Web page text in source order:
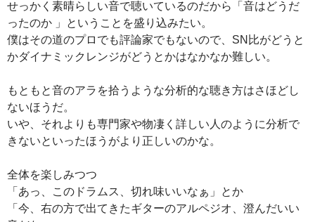
せっかく素晴らしい音で聴いているのだから「音はどうだ
ったのか 」ということを盛り込みたい。
僕はその道のプロでも評論家でもないので、SN比がどうと
かダイナミックレンジがどうとかはなかなか難しい。
もともと音のアラを拾うような分析的な聴き方はさほどし
ないほうだ。
いや、それよりも専門家や物凄く詳しい人のように分析で
きないといったほうがより正しいのかな。
全体を楽しみつつ
「あっ、このドラムス、切れ味いいなぁ」とか
「今、右の方で出てきたギターのアルペジオ、澄んだいい